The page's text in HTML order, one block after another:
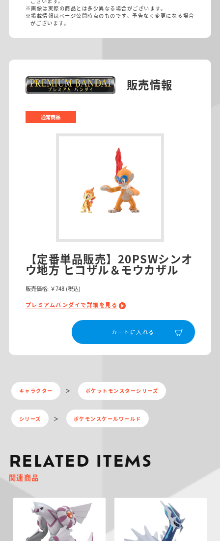
※画像は実際の商品とは多少異なる場合がございます。
※掲載情報はページ公開時点のものです。予告なく変更になる場合
がございます。
販売情報
通常商品
【定番単品販売】20PSWシンオ
ウ地方 ヒコザル＆モウカザル
販売価格: ￥748 (税込)
プレミアムバンダイで詳細を見る
カートに入れる
キャラクター ポケットモンスターシリーズ
シリーズ ポケモンスケールワールド
RELATED ITEMS
関連商品